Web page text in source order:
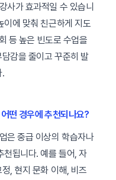
사가 효과적일 수 있습니
이에 맞춰 친근하게 지도
등 높은 빈도로 수업을
감을 줄이고 꾸준히 발
.
떤 경우에 추천되나요?
은 중급 이상의 학습자나
천됩니다. 예를 들어, 자
, 현지 문화 이해, 비즈